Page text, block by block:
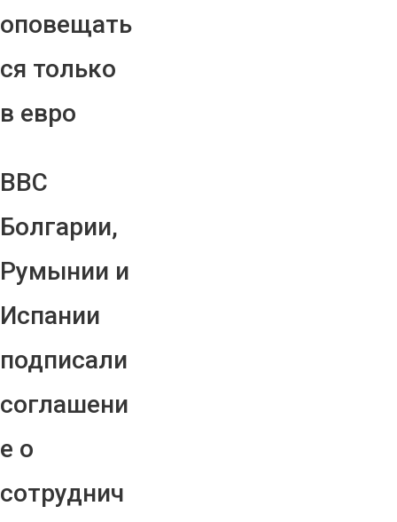
оповещать
ся только
в евро
ВВС
Болгарии,
Румынии и
Испании
подписали
соглашени
е о
сотруднич